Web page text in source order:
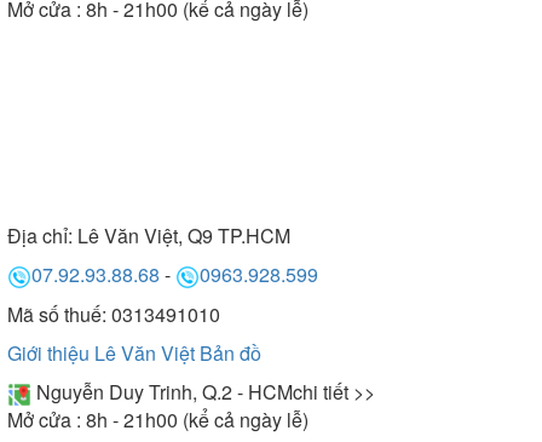
Mở cửa : 8h - 21h00 (kể cả ngày lễ)
Địa chỉ: Lê Văn Việt, Q9 TP.HCM
07.92.93.88.68 -
0963.928.599
Mã số thuế: 0313491010
Giới thiệu Lê Văn Việt Bản đồ
Nguyễn Duy Trinh, Q.2 - HCMchi tiết >>
Mở cửa : 8h - 21h00 (kể cả ngày lễ)